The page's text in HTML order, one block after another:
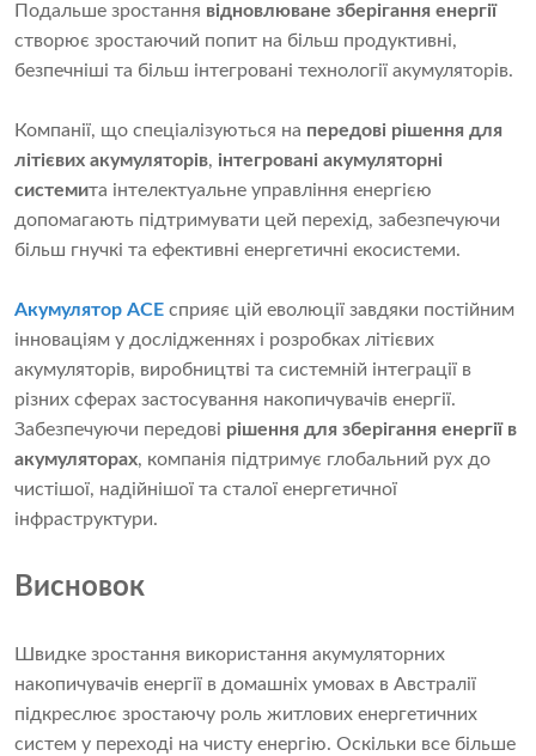
Подальше зростання відновлюване зберігання енергії
створює зростаючий попит на більш продуктивні,
безпечніші та більш інтегровані технології акумуляторів.
Компанії, що спеціалізуються на передові рішення для
літієвих акумуляторів, інтегровані акумуляторні
системита інтелектуальне управління енергією
допомагають підтримувати цей перехід, забезпечуючи
більш гнучкі та ефективні енергетичні екосистеми.
Акумулятор ACE сприяє цій еволюції завдяки постійним
інноваціям у дослідженнях і розробках літієвих
акумуляторів, виробництві та системній інтеграції в
різних сферах застосування накопичувачів енергії.
Забезпечуючи передові рішення для зберігання енергії в
акумуляторах, компанія підтримує глобальний рух до
чистішої, надійнішої та сталої енергетичної
інфраструктури.
Висновок
Швидке зростання використання акумуляторних
накопичувачів енергії в домашніх умовах в Австралії
підкреслює зростаючу роль житлових енергетичних
систем у переході на чисту енергію. Оскільки все більше